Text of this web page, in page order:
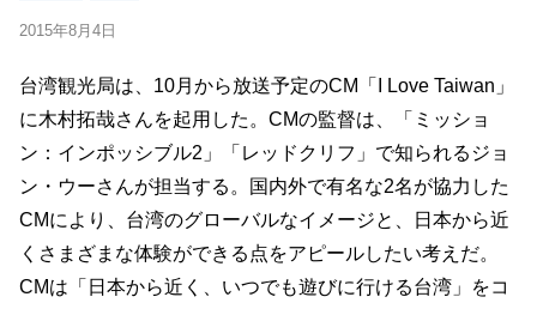
2015年8月4日
台湾観光局は、10月から放送予定のCM「I Love Taiwan」
に木村拓哉さんを起用した。CMの監督は、「ミッショ
ン：インポッシブル2」「レッドクリフ」で知られるジョ
ン・ウーさんが担当する。国内外で有名な2名が協力した
CMにより、台湾のグローバルなイメージと、日本から近
くさまざまな体験ができる点をアピールしたい考えだ。
CMは「日本から近く、いつでも遊びに行ける台湾」をコ